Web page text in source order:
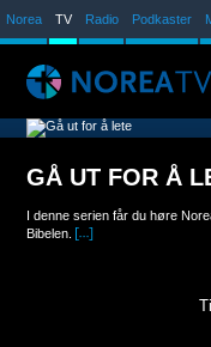
Norea TV Radio Podkaster
ARKIV
TV-PROGRAM
PROSJEKTVIDEOER
GÅ UT FOR Å
I denne serien får du høre
Bibelen.
I denne serien får du høre